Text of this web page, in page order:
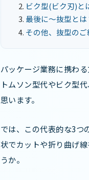
ビク型(ビク刃)と
最後に～抜型とは
その他、抜型のご
パッケージ業務に携わ
トムソン型代やビク型
思います。
では、この代表的な3つ
状でカットや折り曲げ
うか。